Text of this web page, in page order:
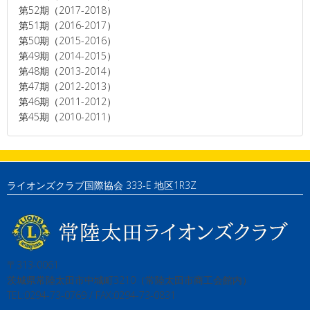
第52期（2017-2018）
第51期（2016-2017）
第50期（2015-2016）
第49期（2014-2015）
第48期（2013-2014）
第47期（2012-2013）
第46期（2011-2012）
第45期（2010-2011）
ライオンズクラブ国際協会 333-E 地区1R3Z
〒313-0061
茨城県常陸太田市中城町3210（常陸太田市商工会館内）
TEL:0294-73-0769 / FAX:0294-73-0831